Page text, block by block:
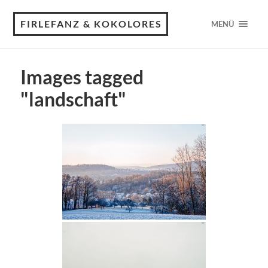
FIRLEFANZ & KOKOLORES MENÜ
Images tagged
"landschaft"